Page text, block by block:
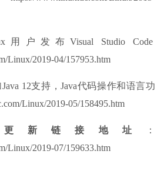
户发布Visual Studio Code
Linux/2019-04/157953.htm
Java 12支持，Java代码操作和语言功
Linux/2019-05/158495.htm
新链接地址
：
Linux/2019-07/159633.htm